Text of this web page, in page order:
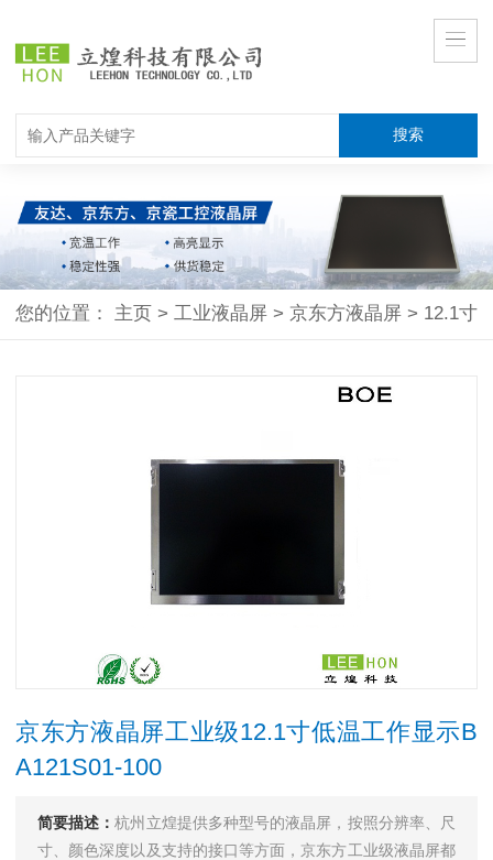
您的位置： 主页 > 工业液晶屏 > 京东方液晶屏 > 12.1寸
京东方液晶屏工业级12.1寸低温工作显示B
A121S01-100
简要描述：杭州立煌提供多种型号的液晶屏，按照分辨率、尺
寸、颜色深度以及支持的接口等方面，京东方工业级液晶屏都